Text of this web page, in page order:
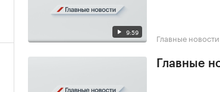
9:59 Главные новости
Главные